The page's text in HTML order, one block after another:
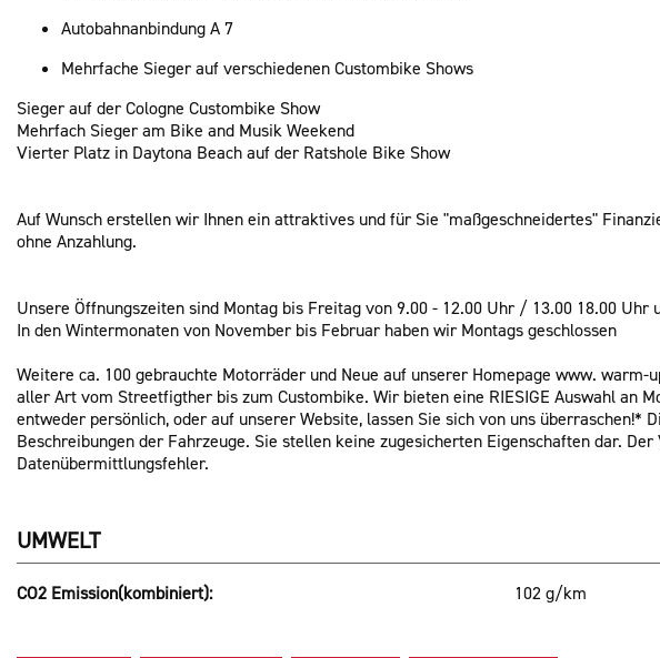
Autobahnanbindung A 7
Mehrfache Sieger auf verschiedenen Custombike Shows
Sieger auf der Cologne Custombike Show
Mehrfach Sieger am Bike and Musik Weekend
Vierter Platz in Daytona Beach auf der Ratshole Bike Show
Auf Wunsch erstellen wir Ihnen ein attraktives und für Sie "maßgeschneidertes"
ohne Anzahlung.
Unsere Öffnungszeiten sind Montag bis Freitag von 9.00 - 12.00 Uhr / 13.00 18.00 Uhr
In den Wintermonaten von November bis Februar haben wir Montags geschlossen
Weitere ca. 100 gebrauchte Motorräder und Neue auf unserer Homepage www.
aller Art vom Streetfigther bis zum Custombike. Wir bieten eine RIESIGE Auswahl an
entweder persönlich, oder auf unserer Website, lassen Sie sich von uns überraschen!*
Beschreibungen der Fahrzeuge. Sie stellen keine zugesicherten Eigenschaften dar.
Datenübermittlungsfehler.
UMWELT
CO2 Emission(kombiniert): 102 g/km